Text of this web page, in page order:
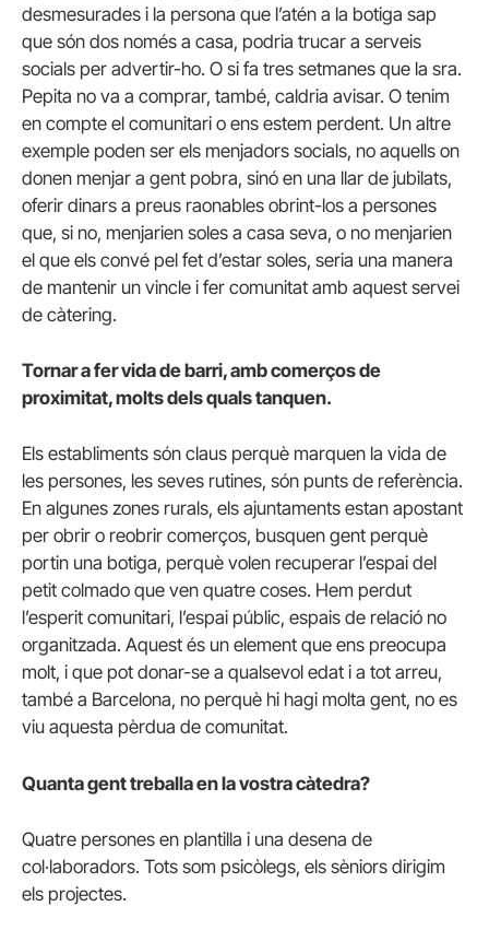
desmesurades i la persona que l’atén a la botiga sap
que són dos només a casa, podria trucar a serveis
socials per advertir-ho. O si fa tres setmanes que la sra.
Pepita no va a comprar, també, caldria avisar. O tenim
en compte el comunitari o ens estem perdent. Un altre
exemple poden ser els menjadors socials, no aquells on
donen menjar a gent pobra, sinó en una llar de jubilats,
oferir dinars a preus raonables obrint-los a persones
que, si no, menjarien soles a casa seva, o no menjarien
el que els convé pel fet d’estar soles, seria una manera
de mantenir un vincle i fer comunitat amb aquest servei
de càtering.
Tornar a fer vida de barri, amb comerços de
proximitat, molts dels quals tanquen.
Els establiments són claus perquè marquen la vida de
les persones, les seves rutines, són punts de referència.
En algunes zones rurals, els ajuntaments estan apostant
per obrir o reobrir comerços, busquen gent perquè
portin una botiga, perquè volen recuperar l’espai del
petit colmado que ven quatre coses. Hem perdut
l’esperit comunitari, l’espai públic, espais de relació no
organitzada. Aquest és un element que ens preocupa
molt, i que pot donar-se a qualsevol edat i a tot arreu,
també a Barcelona, no perquè hi hagi molta gent, no es
viu aquesta pèrdua de comunitat.
Quanta gent treballa en la vostra càtedra?
Quatre persones en plantilla i una desena de
col·laboradors. Tots som psicòlegs, els sèniors dirigim
els projectes.